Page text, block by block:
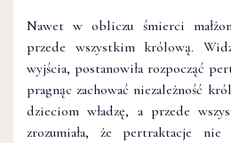
Nawet w obliczu śmierci
przede wszystkim królową.
wyjścia, postanowiła rozpocząć
pragnąc zachować niezależność
dzieciom władzę, a przede
zrozumiała, że pertraktacje